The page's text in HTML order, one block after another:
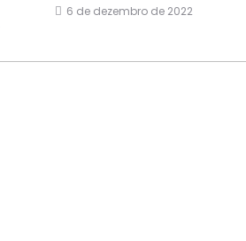
6 de dezembro de 2022